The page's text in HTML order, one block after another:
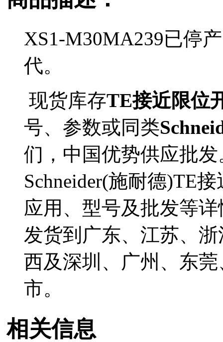
XS1-M30MA239已停
代。
现货库存TE接近限位
号、参数或同类
们，中国优势供应批
Schneider(施耐德)TE
应用、型号及批发等
发货到广东、江苏、
西及深圳、广州、东
市。
相关信息